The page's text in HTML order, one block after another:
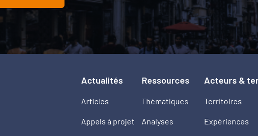
Actualités
Articles
Appels à projet
Ressources
Thématiques
Analyses
Acteurs &
Territoires
Expériences